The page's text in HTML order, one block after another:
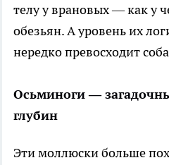
телу у врановых — как у
обезьян. А уровень их
нередко превосходит
Осьминоги —
глубин
Эти моллюски больше